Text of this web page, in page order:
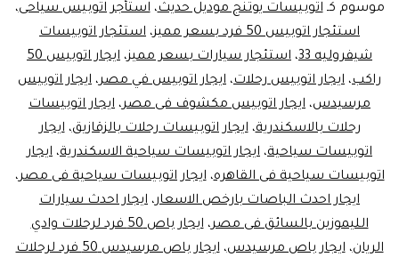
موسوم كـاتوبيسات يوتنج موديل حديث،استأجر اتوبيس سياحى،
استئجار اتوبيس 50 فرد بسعر مميز
، استئجار اتوبيسات
شيفروليه 33
، استئجار سيارات بسعر مميز،
ايجار اتوبيس 50
راكب، ايجار اتوبيس رحلات، ايجار اتوبيس في مصر، ايجار اتوبيس
مرسيدس، ايجار اتوبيس مكشوف فى مصر، ايجار اتوبيسات
رحلات بالاسكندرية،ايجار اتوبيسات رحلات بالزقازيق،ايجار
اتوبيسات سياحية، ايجار اتوبيسات سياحية الاسكندرية، ايجار
اتوبيسات سياحية فى القاهره،ايجار اتوبيسات سياحية فى مصر،
ايجار احدث الباصات بارخص الاسعار، ايجار احدث سيارات
الليموزين بالسائق فى مصر،
ايجار باص 50 فرد لرحلات وادي
الريان،ايجار باص مرسيدس،
ايجار باص مرسيدس 50 فرد لرحلات